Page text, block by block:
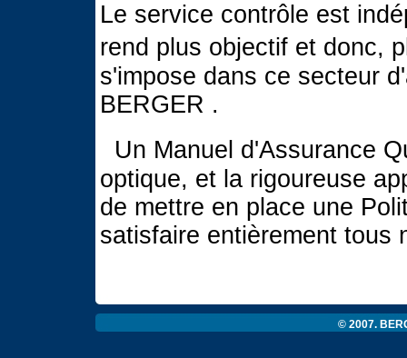
Le service contrôle est
rend plus objectif et donc,
s'impose dans ce secteur
BERGER .
Un Manuel d'Assurance
optique, et la rigoureuse
de mettre en place une
satisfaire entièrement tous
© 2007.